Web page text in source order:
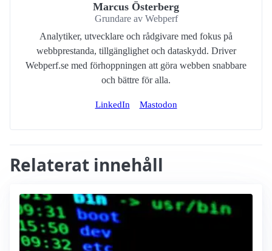
Marcus Österberg
Grundare av Webperf
Analytiker, utvecklare och rådgivare med fokus på
webbprestanda, tillgänglighet och dataskydd. Driver
Webperf.se med förhoppningen att göra webben snabbare
och bättre för alla.
LinkedIn Mastodon
Relaterat innehåll